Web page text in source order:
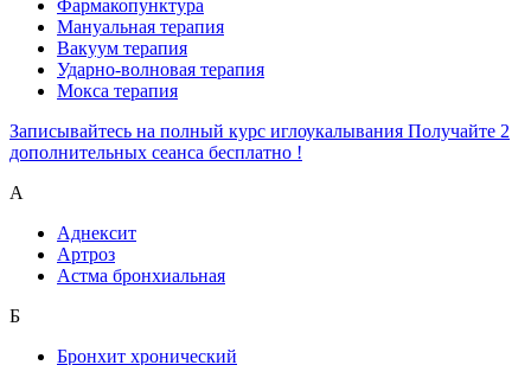
Фармакопунктура
Мануальная терапия
Вакуум терапия
Ударно-волновая терапия
Мокса терапия
Записывайтесь на полный курс иглоукалывания Получайте 2
дополнительных сеанса бесплатно !
А
Аднексит
Артроз
Астма бронхиальная
Б
Бронхит хронический